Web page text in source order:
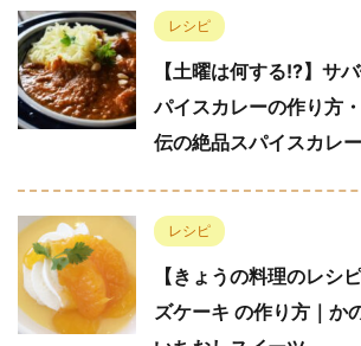
レシピ
【土曜は何する!?】サ
パイスカレーの作り方
伝の絶品スパイスカレー
レシピ
【きょうの料理のレシ
ズケーキ の作り方｜か